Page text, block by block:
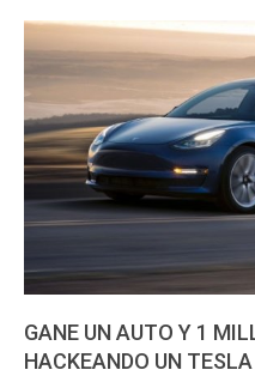
GANE UN AUTO Y 1
HACKEANDO UN